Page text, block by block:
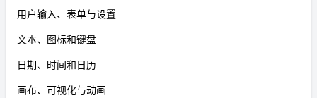
用户输入、表单与设置
文本、图标和键盘
日期、时间和日历
画布、可视化与动画